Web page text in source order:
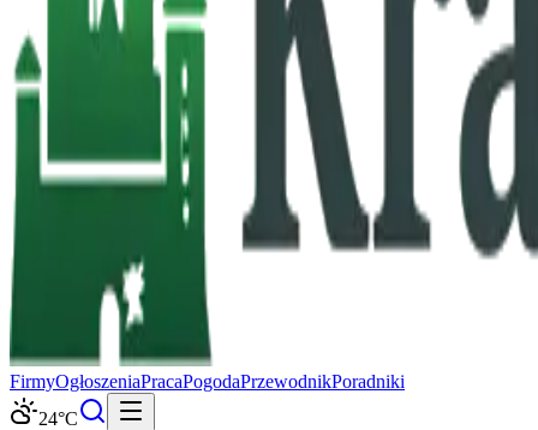
FirmyOgłoszeniaPracaPogodaPrzewodnikPoradniki
24°C